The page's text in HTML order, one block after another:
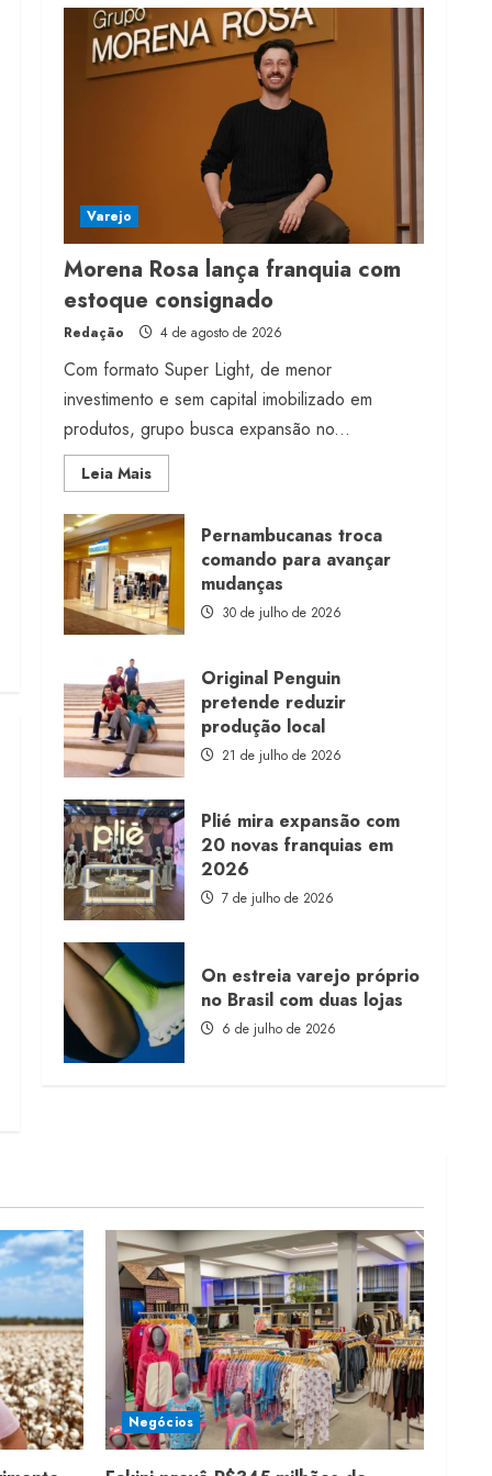
milhões de receita em
2026
4 de agosto de 2026
Projeto testa passaporte
digital na moda nacional
4 de agosto de 2026
Varejo
Morena Rosa lança franquia com
estoque consignado
Redação 4 de agosto de 2026
Com formato Super Light, de menor
investimento e sem capital imobilizado em
produtos, grupo busca expansão no...
Leia MaisRead
more
Morena
Rosa
lança
franquia
com
estoque
consignado
Pernambucanas troca
comando para avançar
mudanças
30 de julho de 2026
Original Penguin
pretende reduzir
produção local
21 de julho de 2026
Plié mira expansão com
20 novas franquias em
2026
7 de julho de 2026
On estreia varejo próprio
no Brasil com duas lojas
6 de julho de 2026
Negócios